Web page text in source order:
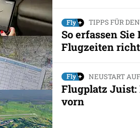
TIPPS FÜR
So erfassen Sie
Flugzeiten
NEUSTART
Flugplatz
vorn